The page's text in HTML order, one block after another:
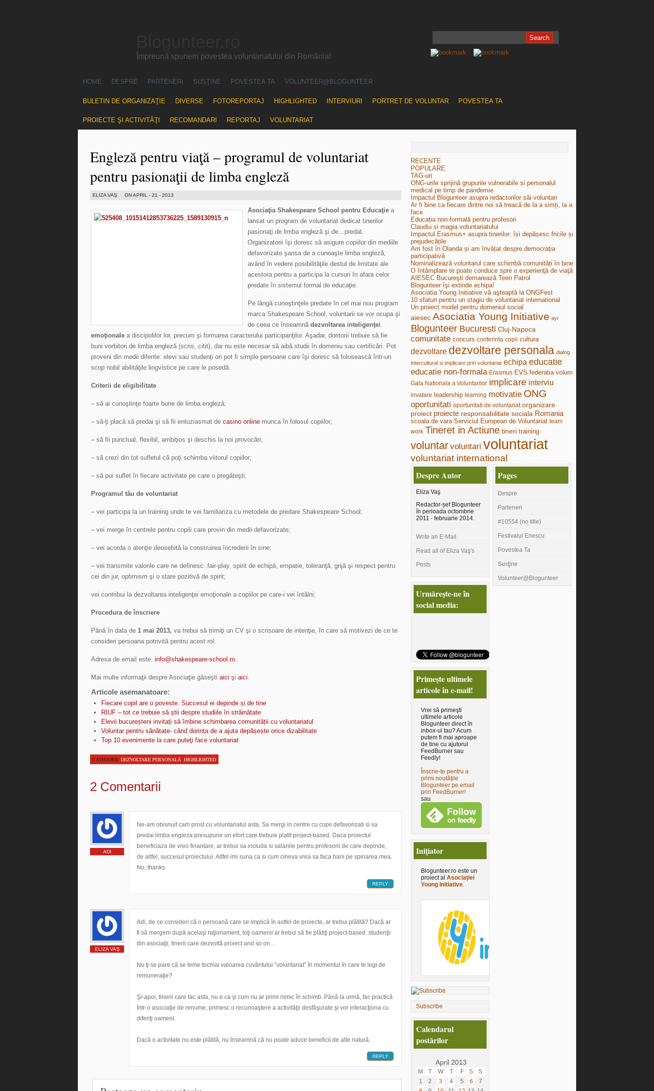
Împreună spunem povestea voluntariatului din România!
HOME DESPRE PARTENERI SUSŢINE POVESTEA TA VOLUNTEER@BLOGUNTEER
BULETIN DE ORGANIZAŢIE DIVERSE FOTOREPORTAJ HIGHLIGHTED INTERVIURI PORTRET DE VOLUNTAR POVESTEA TA
PROIECTE ŞI ACTIVITĂŢI RECOMANDARI REPORTAJ VOLUNTARIAT
Engleză pentru viaţă – programul de voluntariat
pentru pasionaţii de limba engleză
ELIZA VAŞ ON APRIL - 21 - 2013
Asociaţia Shakespeare School pentru Educaţie a
lansat un program de voluntariat dedicat tinerilor
pasionaţi de limba engleză şi de…predat.
Organizatorii îşi doresc să asigure copiilor din mediile
defavorizate şansa de a cunoaşte limba engleză,
având în vedere posibilităţile destul de limitate ale
acestora pentru a participa la cursuri în afara celor
predate în sistemul formal de educaţie.
Pe lângă cunoştinţele predate în cel mai nou program
marca Shakespeare School, voluntarii se vor ocupa şi
de ceea ce înseamnă dezvoltarea inteligenţei
emoţionale a discipolilor lor, precum şi formarea caracterului participanţilor. Aşadar, doritorii trebuie să fie
buni vorbitori de limba engleză (scris, citit), dar nu este necesar să aibă studii în domeniu sau certificări. Pot
proveni din medii diferite: elevi sau studenţi ori pot fi simple persoane care îşi doresc să folosească într-un
scop nobil abilităţile lingvistice pe care le posedă.
Criterii de eligibilitate
– să ai cunoştinţe foarte bune de limba engleză;
– să-ţi placă să predai şi să fii entuziasmat de casino online munca în folosul copiilor;
– să fii punctual, flexibil, ambiţios şi deschis la noi provocări;
– să crezi din tot sufletul că poţi schimba viitorul copiilor;
– să pui suflet în fiecare activitate pe care o pregăteşti;
Programul tău de voluntariat
– vei participa la un training unde te vei familiariza cu metodele de predare Shakespeare School;
– vei merge în centrele pentru copiii care provin din medii defavorizate;
– vei acorda o atenţie deosebită la construirea încrederii în sine;
– vei transmite valorile care ne definesc: fair-play, spirit de echipă, empatie, toleranţă, grijă şi respect pentru
cei din jur, optimism şi o stare pozitivă de spirit;
vei contribui la dezvoltarea inteligenţei emoţionale a copiilor pe care-i vei întâlni;
Procedura de înscriere
Până în data de 1 mai 2013, va trebui să trimiţi un CV şi o scrisoare de intenţie, în care să motivezi de ce te
consideri persoana potrivită pentru acest rol.
Adresa de email este: info@shakespeare-school.ro .
Mai multe informaţii despre Asociaţie găseşti aici şi aici.
Articole asemanatoare:
Fiecare copil are o poveste. Succesul ei depinde și de tine
RIUF – tot ce trebuie să știi despre studiile în străinătate
Elevii bucureșteni invitați să îmbine schimbarea comunității cu voluntariatul
Voluntar pentru sănătate- când dorința de a ajuta depășește orice dizabilitate
Top 10 evenimente la care puteţi face voluntariat
CATEGORII: DEZVOLTARE PERSONALĂ, HIGHLIGHTED
2 Comentarii
ADI
Ne-am obisnuit cam prost cu voluntariatul asta. Sa mergi in centre cu copii defavorizati si sa
predai limba engleza presupune un efort care trebuie platit project-based. Daca proiectul
beneficiaza de vreo finantare, ar trebui sa includa si salariile pentru profesorii de care depinde,
de altfel, succesul proiectului. Altfel imi suna ca si cum cineva vrea sa faca bani pe spinarea mea.
No, thanks.
REPLY
ELIZA VAŞ
Adi, de ce consideri că o persoană care se implică în astfel de proiecte, ar trebui plătită? Dacă ar
fi să mergem după acelaşi raţionament, toţi oamenii ar trebui să fie plătiţi project-based: studenţii
din asociaţii, tinerii care dezvoltă proiect and so on…
Nu ţi se pare că se teme tocmai valoarea cuvântului “voluntariat” în momentul în care te legi de
remuneraţie?
Şi-apoi, tinerii care fac asta, nu e ca şi cum nu ar primi nimic în schimb. Până la urmă, fac practică
într-o asociaţie de renume, primesc o recunoaştere a activităţii desfăşurate şi vor interacţiona cu
diferiţi oameni.
Dacă o activitate nu este plătită, nu înseamnă că nu poate aduce beneficii de alte natură.
REPLY
RECENTE
POPULARE
TAG-uri
ONG-urile sprijină grupurile vulnerabile și personalul
medical pe timp de pandemie
Impactul Blogunteer asupra redactorilor săi voluntari
Ar fi bine ca fiecare dintre noi să treacă de la a simți, la a
face
Educația non-formală pentru profesori
Claudiu și magia voluntariatului
Impactul Erasmus+ asupra tinerilor: își depășesc fricile și
prejudecățile
Am fost în Olanda și am învățat despre democrația
participativă
Nominalizează voluntarul care schimbă comunități în bine
O întâmplare te poate conduce spre o experienţă de viaţă
AIESEC Bucureşti demarează Teen Patrol
Blogunteer îşi extinde echipa!
Asociatia Young Initiative vă aşteaptă la ONGFest
10 sfaturi pentru un stagiu de voluntariat international
Un proiect model pentru domeniul social
aiesec Asociatia Young Initiative ayi
Blogunteer Bucuresti Cluj-Napoca
comunitate concurs conferinta copii cultura
dezvoltare dezvoltare personala dialog
intercultural si implicare prin voluntariat echipa educatie
educatie non-formala Erasmus EVS federatia volum
Gala Nationala a Voluntarilor implicare interviu
invatare leadership learning motivatie ONG
oportunitati oportunitati de voluntariat organizare
proiect proiecte responsabilitate sociala Romania
scoala de vara Serviciul European de Voluntariat team
work Tineret in Actiune tineri training
voluntar voluntari voluntariat
voluntariat international
Despre Autor
Eliza Vaş
Redactor-șef Blogunteer
în perioada octombrie
2011 - februarie 2014.
Write an E-Mail
Read all of Eliza Vaş's
Posts
Urmăreşte-ne în
social media:
Primeşte ultimele
articole în e-mail!
Vrei să primeşti
ultimele articole
Blogunteer direct în
inbox-ul tau? Acum
putem fi mai aproape
de tine cu ajutorul
FeedBurner sau
Feedly!
Înscrie-te pentru a
primi noutățile
Blogunteer pe email
prin FeedBurner!
sau
Iniţiator
Blogunteer.ro este un
proiect al Asociației
Young Initiative.
Subscribe
Calendarul
postărilor
April 2013
M T W T F S
S
1
2 3 4 5 6
7
Pages
Despre
Parteneri
#10554 (no title)
Festivalul Enescu
Povestea Ta
Susţine
Volunteer@Blogunteer